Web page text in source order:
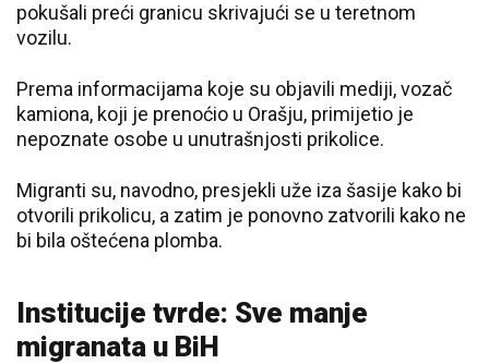
pokušali preći granicu skrivajući se u teretnom
vozilu.
Prema informacijama koje su objavili mediji, vozač
kamiona, koji je prenoćio u Orašju, primijetio je
nepoznate osobe u unutrašnjosti prikolice.
Migranti su, navodno, presjekli uže iza šasije kako bi
otvorili prikolicu, a zatim je ponovno zatvorili kako ne
bi bila oštećena plomba.
Institucije tvrde: Sve manje
migranata u BiH